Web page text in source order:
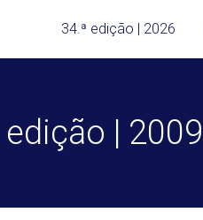
34.ª edição | 2026
edição | 2009